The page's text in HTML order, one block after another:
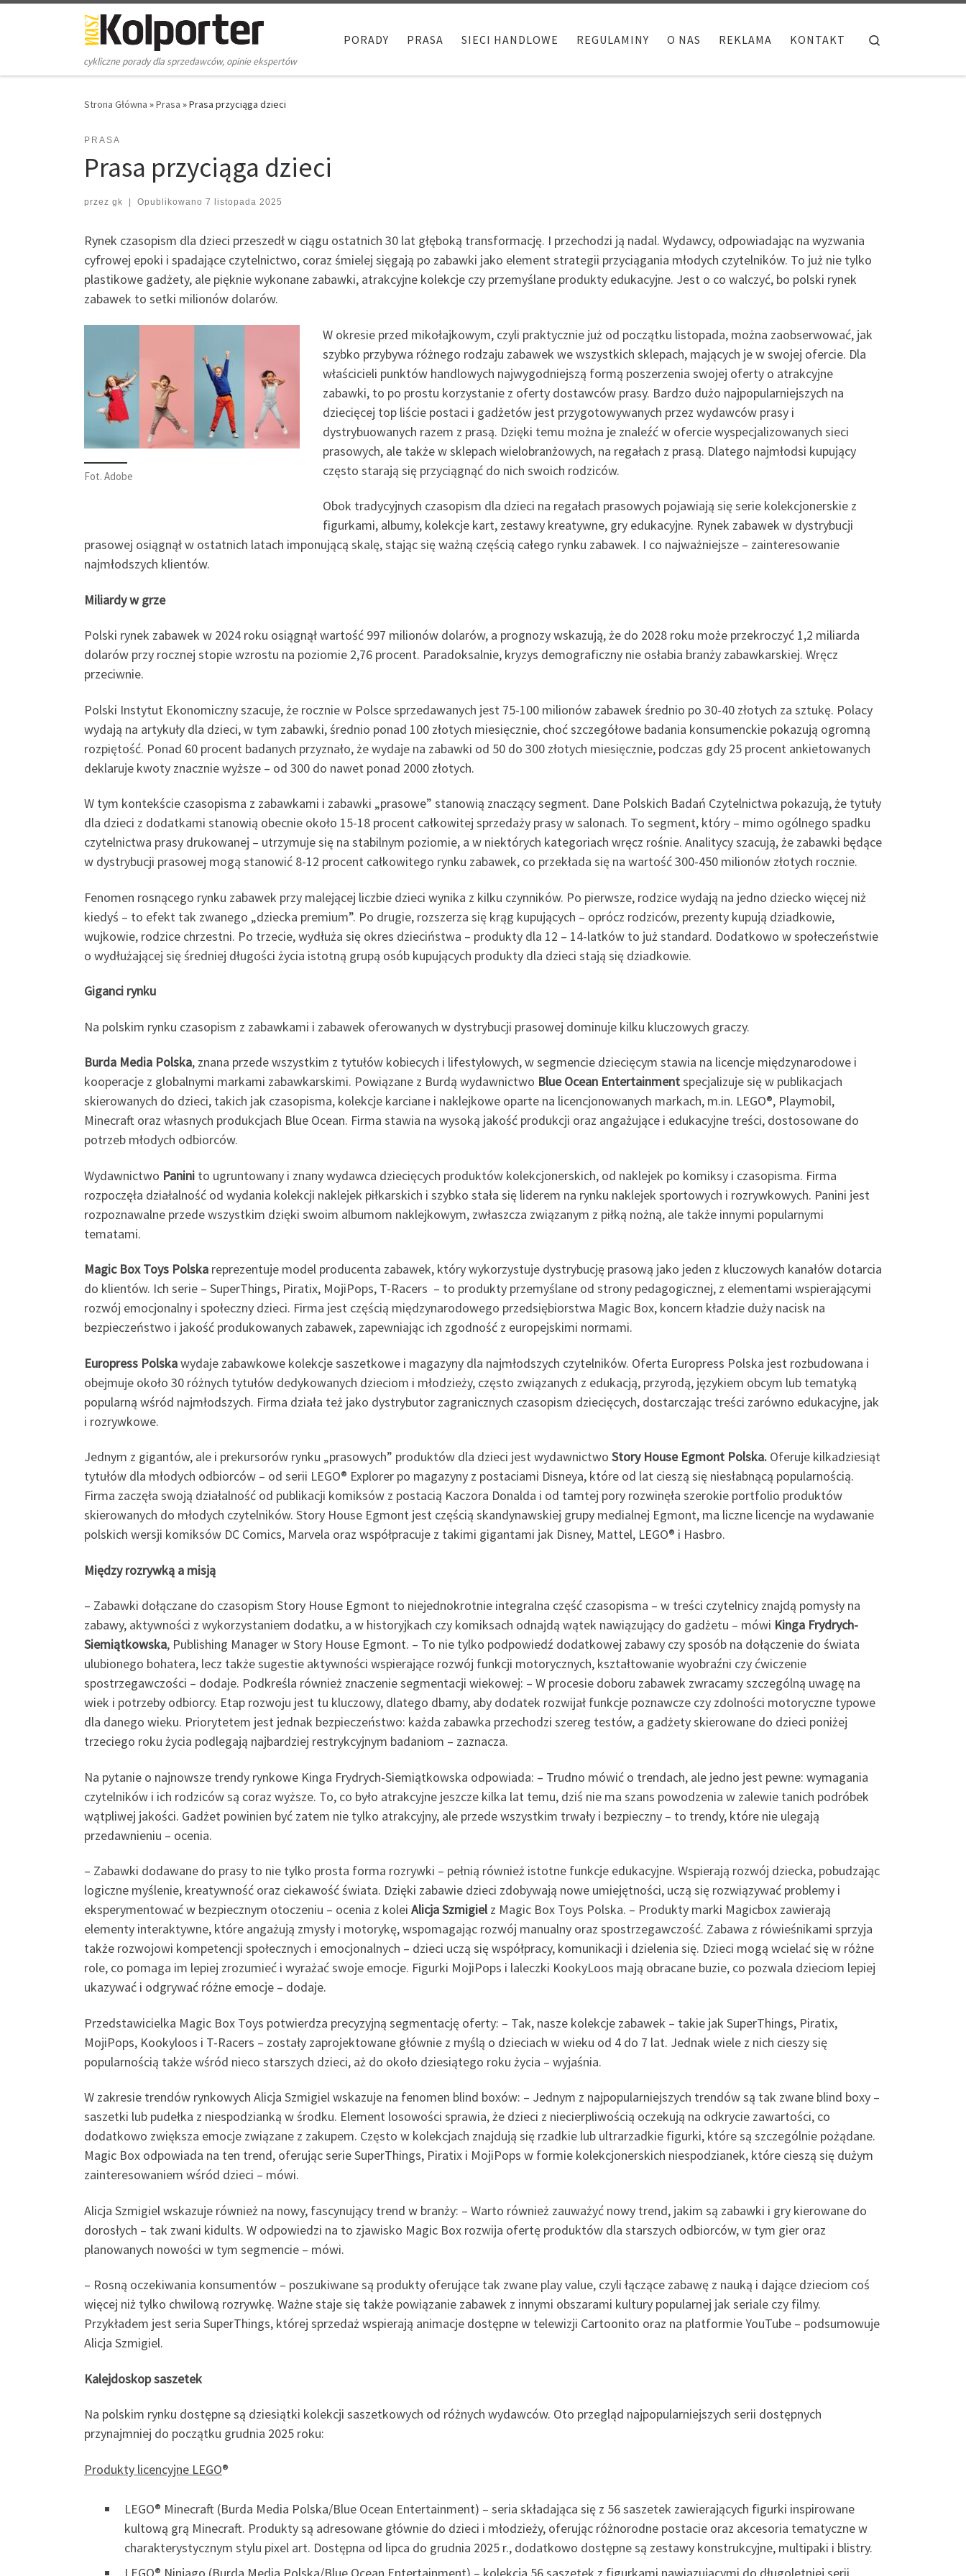
Skip to content
cykliczne porady dla sprzedawców, opinie ekspertów
PORADY PRASA SIECI HANDLOWE REGULAMINY O NAS REKLAMA KONTAKT
Strona Główna »Prasa »Prasa przyciąga dzieci
PRASA
Prasa przyciąga dzieci
przez gk Opublikowano 7 listopada 2025
Rynek czasopism dla dzieci przeszedł w ciągu ostatnich 30 lat głęboką transformację. I przechodzi ją nadal. Wydawcy, odpowiadając na wyzwania
cyfrowej epoki i spadające czytelnictwo, coraz śmielej sięgają po zabawki jako element strategii przyciągania młodych czytelników. To już nie tylko
plastikowe gadżety, ale pięknie wykonane zabawki, atrakcyjne kolekcje czy przemyślane produkty edukacyjne. Jest o co walczyć, bo polski rynek
zabawek to setki milionów dolarów.
Fot. Adobe
W okresie przed mikołajkowym, czyli praktycznie już od początku listopada, można zaobserwować, jak
szybko przybywa różnego rodzaju zabawek we wszystkich sklepach, mających je w swojej ofercie. Dla
właścicieli punktów handlowych najwygodniejszą formą poszerzenia swojej oferty o atrakcyjne
zabawki, to po prostu korzystanie z oferty dostawców prasy. Bardzo dużo najpopularniejszych na
dziecięcej top liście postaci i gadżetów jest przygotowywanych przez wydawców prasy i
dystrybuowanych razem z prasą. Dzięki temu można je znaleźć w ofercie wyspecjalizowanych sieci
prasowych, ale także w sklepach wielobranżowych, na regałach z prasą. Dlatego najmłodsi kupujący
często starają się przyciągnąć do nich swoich rodziców.
Obok tradycyjnych czasopism dla dzieci na regałach prasowych pojawiają się serie kolekcjonerskie z
figurkami, albumy, kolekcje kart, zestawy kreatywne, gry edukacyjne. Rynek zabawek w dystrybucji
prasowej osiągnął w ostatnich latach imponującą skalę, stając się ważną częścią całego rynku zabawek. I co najważniejsze – zainteresowanie
najmłodszych klientów.
Miliardy w grze
Polski rynek zabawek w 2024 roku osiągnął wartość 997 milionów dolarów, a prognozy wskazują, że do 2028 roku może przekroczyć 1,2 miliarda
dolarów przy rocznej stopie wzrostu na poziomie 2,76 procent. Paradoksalnie, kryzys demograficzny nie osłabia branży zabawkarskiej. Wręcz
przeciwnie.
Polski Instytut Ekonomiczny szacuje, że rocznie w Polsce sprzedawanych jest 75-100 milionów zabawek średnio po 30-40 złotych za sztukę. Polacy
wydają na artykuły dla dzieci, w tym zabawki, średnio ponad 100 złotych miesięcznie, choć szczegółowe badania konsumenckie pokazują ogromną
rozpiętość. Ponad 60 procent badanych przyznało, że wydaje na zabawki od 50 do 300 złotych miesięcznie, podczas gdy 25 procent ankietowanych
deklaruje kwoty znacznie wyższe – od 300 do nawet ponad 2000 złotych.
W tym kontekście czasopisma z zabawkami i zabawki „prasowe” stanowią znaczący segment. Dane Polskich Badań Czytelnictwa pokazują, że tytuły
dla dzieci z dodatkami stanowią obecnie około 15-18 procent całkowitej sprzedaży prasy w salonach. To segment, który – mimo ogólnego spadku
czytelnictwa prasy drukowanej – utrzymuje się na stabilnym poziomie, a w niektórych kategoriach wręcz rośnie. Analitycy szacują, że zabawki będące
w dystrybucji prasowej mogą stanowić 8-12 procent całkowitego rynku zabawek, co przekłada się na wartość 300-450 milionów złotych rocznie.
Fenomen rosnącego rynku zabawek przy malejącej liczbie dzieci wynika z kilku czynników. Po pierwsze, rodzice wydają na jedno dziecko więcej niż
kiedyś – to efekt tak zwanego „dziecka premium”. Po drugie, rozszerza się krąg kupujących – oprócz rodziców, prezenty kupują dziadkowie,
wujkowie, rodzice chrzestni. Po trzecie, wydłuża się okres dzieciństwa – produkty dla 12 – 14-latków to już standard. Dodatkowo w społeczeństwie
o wydłużającej się średniej długości życia istotną grupą osób kupujących produkty dla dzieci stają się dziadkowie.
Giganci rynku
Na polskim rynku czasopism z zabawkami i zabawek oferowanych w dystrybucji prasowej dominuje kilku kluczowych graczy.
Burda Media Polska, znana przede wszystkim z tytułów kobiecych i lifestylowych, w segmencie dziecięcym stawia na licencje międzynarodowe i
kooperacje z globalnymi markami zabawkarskimi. Powiązane z Burdą wydawnictwo Blue Ocean Entertainmentspecjalizuje się w publikacjach
skierowanych do dzieci, takich jak czasopisma, kolekcje karciane i naklejkowe oparte na licencjonowanych markach, m.in. LEGO®, Playmobil,
Minecraft oraz własnych produkcjach Blue Ocean. Firma stawia na wysoką jakość produkcji oraz angażujące i edukacyjne treści, dostosowane do
potrzeb młodych odbiorców.
Wydawnictwo Panini to ugruntowany i znany wydawca dziecięcych produktów kolekcjonerskich, od naklejek po komiksy i czasopisma. Firma
rozpoczęła działalność od wydania kolekcji naklejek piłkarskich i szybko stała się liderem na rynku naklejek sportowych i rozrywkowych. Panini jest
rozpoznawalne przede wszystkim dzięki swoim albumom naklejkowym, zwłaszcza związanym z piłką nożną, ale także innymi popularnymi
tematami.
Magic Box Toys Polska reprezentuje model producenta zabawek, który wykorzystuje dystrybucję prasową jako jeden z kluczowych kanałów dotarcia
do klientów. Ich serie – SuperThings, Piratix, MojiPops, T-Racers – to produkty przemyślane od strony pedagogicznej, z elementami wspierającymi
rozwój emocjonalny i społeczny dzieci. Firma jest częścią międzynarodowego przedsiębiorstwa Magic Box, koncern kładzie duży nacisk na
bezpieczeństwo i jakość produkowanych zabawek, zapewniając ich zgodność z europejskimi normami.
Europress Polskawydaje zabawkowe kolekcje saszetkowe i magazyny dla najmłodszych czytelników. Oferta Europress Polska jest rozbudowana i
obejmuje około 30 różnych tytułów dedykowanych dzieciom i młodzieży, często związanych z edukacją, przyrodą, językiem obcym lub tematyką
popularną wśród najmłodszych. Firma działa też jako dystrybutor zagranicznych czasopism dziecięcych, dostarczając treści zarówno edukacyjne, jak
i rozrywkowe.
Jednym z gigantów, ale i prekursorów rynku „prasowych” produktów dla dzieci jest wydawnictwo Story House Egmont Polska. Oferuje kilkadziesiąt
tytułów dla młodych odbiorców – od serii LEGO® Explorer po magazyny z postaciami Disneya, które od lat cieszą się niesłabnącą popularnością.
Firma zaczęła swoją działalność od publikacji komiksów z postacią Kaczora Donalda i od tamtej pory rozwinęła szerokie portfolio produktów
skierowanych do młodych czytelników. Story House Egmont jest częścią skandynawskiej grupy medialnej Egmont, ma liczne licencje na wydawanie
polskich wersji komiksów DC Comics, Marvela oraz współpracuje z takimi gigantami jak Disney, Mattel, LEGO® i Hasbro.
Między rozrywką a misją
– Zabawki dołączane do czasopism Story House Egmont to niejednokrotnie integralna część czasopisma – w treści czytelnicy znajdą pomysły na
zabawy, aktywności z wykorzystaniem dodatku, a w historyjkach czy komiksach odnajdą wątek nawiązujący do gadżetu – mówi Kinga Frydrych-
Siemiątkowska, Publishing Manager w Story House Egmont. – To nie tylko podpowiedź dodatkowej zabawy czy sposób na dołączenie do świata
ulubionego bohatera, lecz także sugestie aktywności wspierające rozwój funkcji motorycznych, kształtowanie wyobraźni czy ćwiczenie
spostrzegawczości – dodaje. Podkreśla również znaczenie segmentacji wiekowej: – W procesie doboru zabawek zwracamy szczególną uwagę na
wiek i potrzeby odbiorcy. Etap rozwoju jest tu kluczowy, dlatego dbamy, aby dodatek rozwijał funkcje poznawcze czy zdolności motoryczne typowe
dla danego wieku. Priorytetem jest jednak bezpieczeństwo: każda zabawka przechodzi szereg testów, a gadżety skierowane do dzieci poniżej
trzeciego roku życia podlegają najbardziej restrykcyjnym badaniom – zaznacza.
Na pytanie o najnowsze trendy rynkowe Kinga Frydrych-Siemiątkowska odpowiada: – Trudno mówić o trendach, ale jedno jest pewne: wymagania
czytelników i ich rodziców są coraz wyższe. To, co było atrakcyjne jeszcze kilka lat temu, dziś nie ma szans powodzenia w zalewie tanich podróbek
wątpliwej jakości. Gadżet powinien być zatem nie tylko atrakcyjny, ale przede wszystkim trwały i bezpieczny – to trendy, które nie ulegają
przedawnieniu – ocenia.
– Zabawki dodawane do prasy to nie tylko prosta forma rozrywki – pełnią również istotne funkcje edukacyjne. Wspierają rozwój dziecka, pobudzając
logiczne myślenie, kreatywność oraz ciekawość świata. Dzięki zabawie dzieci zdobywają nowe umiejętności, uczą się rozwiązywać problemy i
eksperymentować w bezpiecznym otoczeniu – ocenia z kolei Alicja Szmigielz Magic Box Toys Polska. – Produkty marki Magicbox zawierają
elementy interaktywne, które angażują zmysły i motorykę, wspomagając rozwój manualny oraz spostrzegawczość. Zabawa z rówieśnikami sprzyja
także rozwojowi kompetencji społecznych i emocjonalnych – dzieci uczą się współpracy, komunikacji i dzielenia się. Dzieci mogą wcielać się w różne
role, co pomaga im lepiej zrozumieć i wyrażać swoje emocje. Figurki MojiPops i laleczki KookyLoos mają obracane buzie, co pozwala dzieciom lepiej
ukazywać i odgrywać różne emocje – dodaje.
Przedstawicielka Magic Box Toys potwierdza precyzyjną segmentację oferty: – Tak, nasze kolekcje zabawek – takie jak SuperThings, Piratix,
MojiPops, Kookyloos i T-Racers – zostały zaprojektowane głównie z myślą o dzieciach w wieku od 4 do 7 lat. Jednak wiele z nich cieszy się
popularnością także wśród nieco starszych dzieci, aż do około dziesiątego roku życia – wyjaśnia.
W zakresie trendów rynkowych Alicja Szmigiel wskazuje na fenomen blind boxów: – Jednym z najpopularniejszych trendów są tak zwane blind boxy –
saszetki lub pudełka z niespodzianką w środku. Element losowości sprawia, że dzieci z niecierpliwością oczekują na odkrycie zawartości, co
dodatkowo zwiększa emocje związane z zakupem. Często w kolekcjach znajdują się rzadkie lub ultrarzadkie figurki, które są szczególnie pożądane.
Magic Box odpowiada na ten trend, oferując serie SuperThings, Piratix i MojiPops w formie kolekcjonerskich niespodzianek, które cieszą się dużym
zainteresowaniem wśród dzieci – mówi.
Alicja Szmigiel wskazuje również na nowy, fascynujący trend w branży: – Warto również zauważyć nowy trend, jakim są zabawki i gry kierowane do
dorosłych – tak zwani kidults. W odpowiedzi na to zjawisko Magic Box rozwija ofertę produktów dla starszych odbiorców, w tym gier oraz
planowanych nowości w tym segmencie – mówi.
– Rosną oczekiwania konsumentów – poszukiwane są produkty oferujące tak zwane play value, czyli łączące zabawę z nauką i dające dzieciom coś
więcej niż tylko chwilową rozrywkę. Ważne staje się także powiązanie zabawek z innymi obszarami kultury popularnej jak seriale czy filmy.
Przykładem jest seria SuperThings, której sprzedaż wspierają animacje dostępne w telewizji Cartoonito oraz na platformie YouTube – podsumowuje
Alicja Szmigiel.
Kalejdoskop saszetek
Na polskim rynku dostępne są dziesiątki kolekcji saszetkowych od różnych wydawców. Oto przegląd najpopularniejszych serii dostępnych
przynajmniej do początku grudnia 2025 roku:
Produkty licencyjne LEGO®
LEGO® Minecraft (Burda Media Polska/Blue Ocean Entertainment) – seria składająca się z 56 saszetek zawierających figurki inspirowane
kultową grą Minecraft. Produkty są adresowane głównie do dzieci i młodzieży, oferując różnorodne postacie oraz akcesoria tematyczne w
charakterystycznym stylu pixel art. Dostępna od lipca do grudnia 2025 r., dodatkowo dostępne są zestawy konstrukcyjne, multipaki i blistry.
LEGO® Ninjago (Burda Media Polska/Blue Ocean Entertainment) – kolekcja 56 saszetek z figurkami nawiązującymi do długoletniej serii